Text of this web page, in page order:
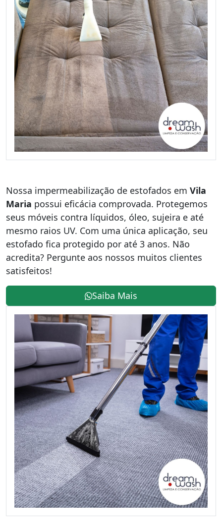
Nossa impermeabilização de estofados em Vila
Maria possui eficácia comprovada. Protegemos
seus móveis contra líquidos, óleo, sujeira e até
mesmo raios UV. Com uma única aplicação, seu
estofado fica protegido por até 3 anos. Não
acredita? Pergunte aos nossos muitos clientes
satisfeitos!
Saiba Mais